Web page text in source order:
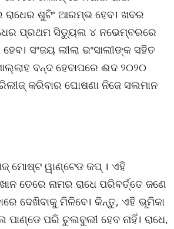
ରାଧେର ଶୁଟିଂ ଆରମ୍ଭ ହେବ। ଖବର
ପ୍ରଥମ ସିଡ୍ୟୁଲ ୪ ନଭେମ୍ବରରେ
ସଂଜୟ ଲୀଲା ଭଂସାଲୀଙ୍କ ସହିତ
ବନ୍ଦ ହେବାପରେ ଈଦ ୨୦୨୦
କରିବାର ଘୋଷଣା ନିଜେ ସଲମାନ
ମୋଷ୍ଟ ୱାଣ୍ଟେଡ କପ୍ । ଏହି
ତେରେ ନାମର ରାଧେ ପରିବର୍ତ୍ତେ ଜଣେ
ଦେଖିବାକୁ ମିଳିବେ। କିନ୍ତୁ, ଏହି ଭୂମିକା
ପରି ଚୁଲବୁଲୀ ହେବ ନାହିଁ। ରାଧେ,